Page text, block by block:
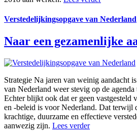
Verstedelijk­ingsopgave van Nederland
Naar een gezamenlijke
Strategie Na jaren van weinig aandacht
van Nederland weer stevig op de agenda
Echter blijkt ook dat er geen vastgesteld
en -beleid is voor Nederland. Dat terwijl
krachtige, duurzame en effectieve
aanwezig zijn. Lees verder